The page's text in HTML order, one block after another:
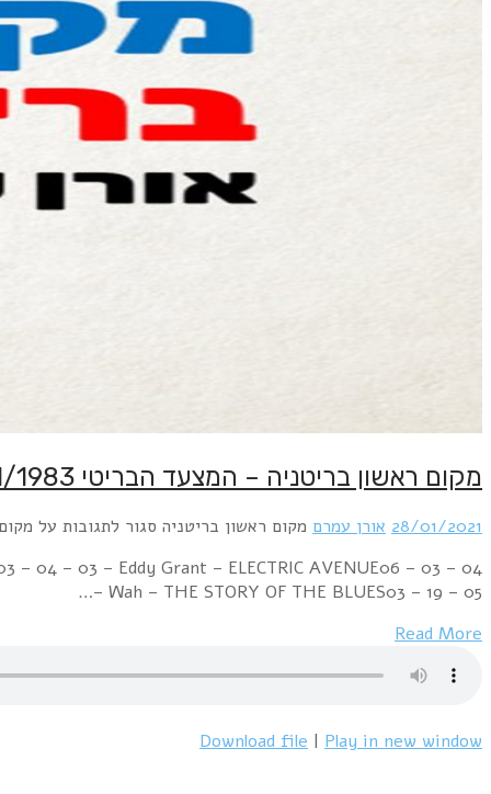
Week Ending 29 January 1983 04 – 02 – 01 – Men At